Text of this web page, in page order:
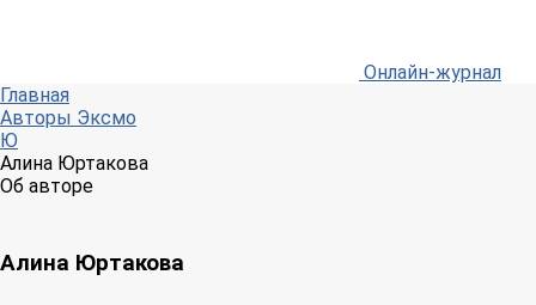
Онлайн-журнал
Главная
Авторы Эксмо
Ю
Алина Юртакова
Об авторе
Алина Юртакова